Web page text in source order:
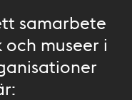
samarbete
museer i